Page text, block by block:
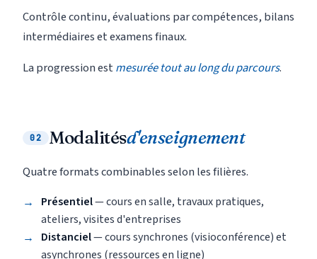
Contrôle continu, évaluations par compétences, bilans
intermédiaires et examens finaux.
La progression est mesurée tout au long du parcours.
02 Modalitésd'enseignement
Quatre formats combinables selon les filières.
Présentiel— cours en salle, travaux pratiques,
ateliers, visites d'entreprises
Distanciel— cours synchrones (visioconférence) et
asynchrones (ressources en ligne)